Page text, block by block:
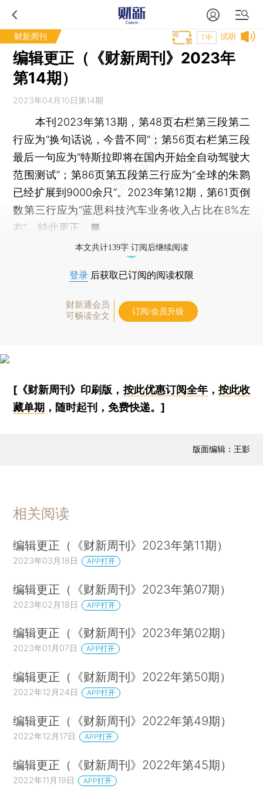
财新周刊 试听
T中
编辑更正（《财新周刊》2023年
第14期）
2023年04月10日第14期
本刊2023年第13期，第48页右栏第三段第二
行应为“换句话说，今昔不同”；第56页右栏第三段
最后一句应为“特斯拉即将在国内开始全自动驾驶大
范围测试”；第86页第五段第三行应为“全球的朱鹮
已经扩展到9000余只”。2023年第12期，第61页倒
数第三行应为“蓝思科技汽车业务收入占比在8%左
右”。特此更正。■
本文共计139字 订阅后继续阅读
登录 后获取已订阅的阅读权限
财新通会员
可畅读全文
订阅/会员升级
[《财新周刊》印刷版， 按此优惠订阅全年， 按此收
藏单期 ，随时起刊，免费快递。]
版面编辑：王影
相关阅读
编辑更正（《财新周刊》2023年第11期）
2023年03月18日 APP打开
编辑更正（《财新周刊》2023年第07期）
2023年02月18日 APP打开
编辑更正（《财新周刊》2023年第02期）
2023年01月07日 APP打开
编辑更正（《财新周刊》2022年第50期）
2022年12月24日 APP打开
编辑更正（《财新周刊》2022年第49期）
2022年12月17日 APP打开
编辑更正（《财新周刊》2022年第45期）
2022年11月19日 APP打开